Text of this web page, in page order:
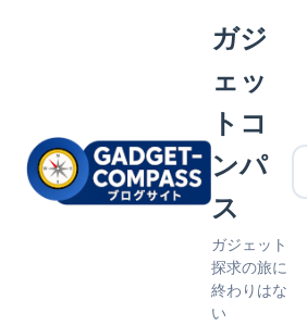
ガジ
ェッ
トコ
ンパ
ス
ガジェット
探求の旅に
終わりはな
い